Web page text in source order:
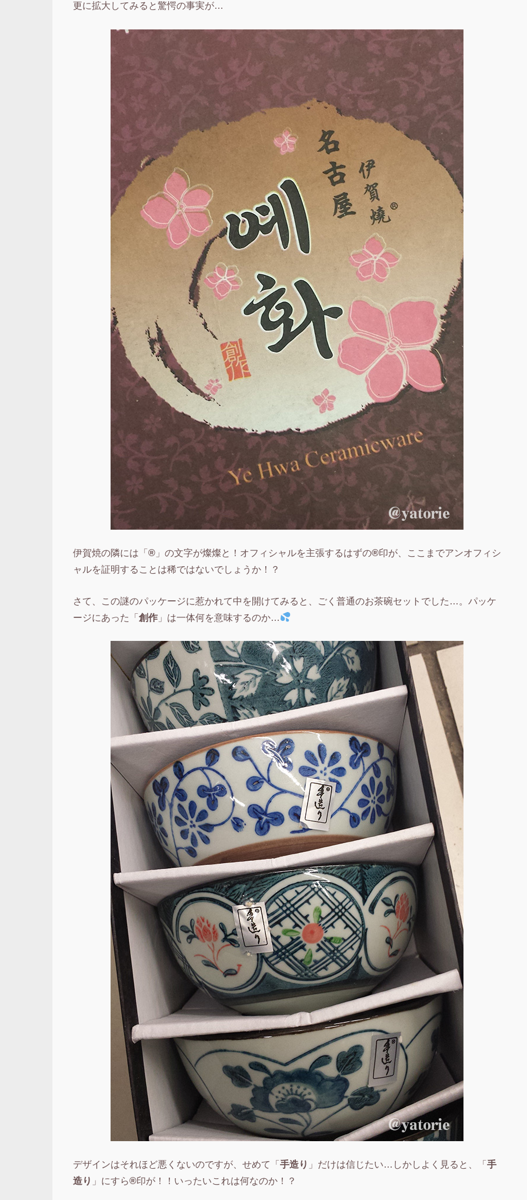
更に拡大してみると驚愕の事実が…
伊賀焼の隣には「® 」の文字が燦燦と！オフィシャルを主張するはずの®印が、ここまでアンオフィシ
ャルを証明することは稀ではないでしょうか！？
さて、この謎のパッケージに惹かれて中を開けてみると、ごく普通のお茶碗セットでした…。パッケ
ージにあった「創作 」は一体何を意味するのか…
デザインはそれほど悪くないのですが、せめて「手造り 」だけは信じたい…しかしよく見ると、「手
造り 」にすら®印が！！いったいこれは何なのか！？